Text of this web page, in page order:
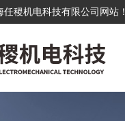
稷机电科技有限公司网站！